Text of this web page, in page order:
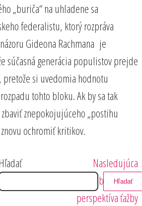
„buriča“ na uhladene sa
federalistu, ktorý rozpráva
Gideona Rachmana je
súčasná generácia populistov prejde
si uvedomia hodnotu
tohto bloku. Ak by sa tak
znepokojujúceho „postihu
ochromiť kritikov.
Nasledujúci
príspevok
Nasledujúca
Problematická
perspektíva ťažby
Hľadať